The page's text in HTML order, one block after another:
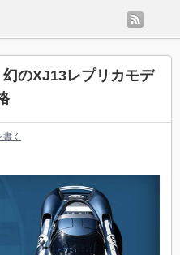
幻のXJ13レプリカモデ
く